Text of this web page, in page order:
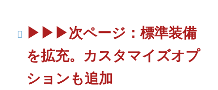
▶︎▶︎▶︎次ページ：標準装備
を拡充。カスタマイズオプ
ションも追加